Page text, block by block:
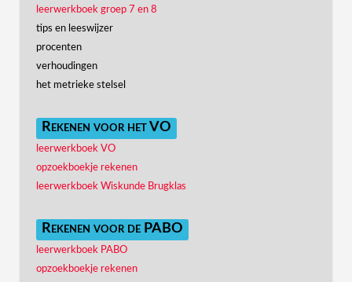
leerwerkboek groep 7 en 8
tips en leeswijzer
procenten
verhoudingen
het metrieke stelsel
Rekenen voor het VO
leerwerkboek VO
opzoekboekje rekenen
leerwerkboek Wiskunde Brugklas
Rekenen voor de PABO
leerwerkboek PABO
opzoekboekje rekenen